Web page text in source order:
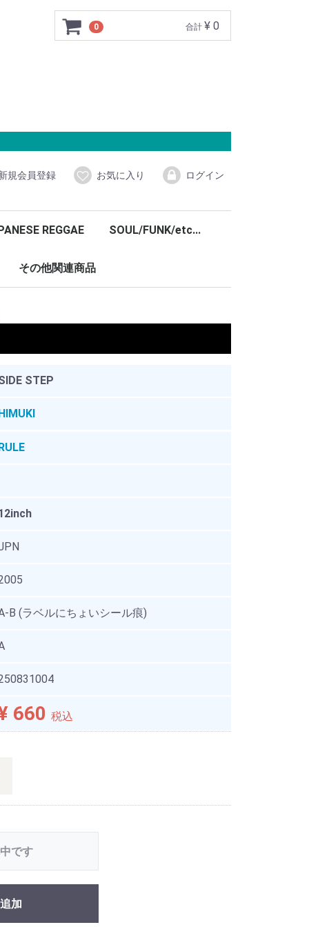
0 合計 ¥ 0
規会員登録 お気に入り ログイン
REGGAE SOUL/FUNK/etc...
その他関連商品
STEP
B (ラベルにちょいシール痕)
660 税込
です
加